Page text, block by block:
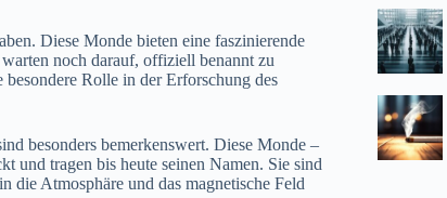
Diese Monde bieten eine faszinierende
noch darauf, offiziell benannt zu
Rolle in der Erforschung des
besonders bemerkenswert. Diese Monde –
und tragen bis heute seinen Namen. Sie sind
die Atmosphäre und das magnetische Feld